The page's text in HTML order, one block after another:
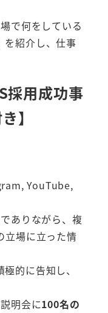
で何をしている
を紹介し、仕事
採用成功事
】
YouTube,
ありながら、複
立場に立った情
的に告知し、
明会に100名の